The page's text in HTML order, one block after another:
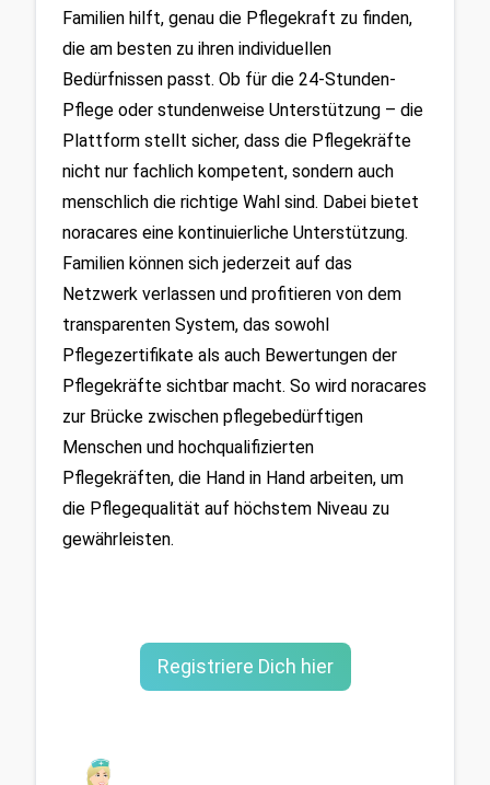
Familien hilft, genau die Pflegekraft zu finden,
die am besten zu ihren individuellen
Bedürfnissen passt. Ob für die 24-Stunden-
Pflege oder stundenweise Unterstützung – die
Plattform stellt sicher, dass die Pflegekräfte
nicht nur fachlich kompetent, sondern auch
menschlich die richtige Wahl sind. Dabei bietet
noracares eine kontinuierliche Unterstützung.
Familien können sich jederzeit auf das
Netzwerk verlassen und profitieren von dem
transparenten System, das sowohl
Pflegezertifikate als auch Bewertungen der
Pflegekräfte sichtbar macht. So wird noracares
zur Brücke zwischen pflegebedürftigen
Menschen und hochqualifizierten
Pflegekräften, die Hand in Hand arbeiten, um
die Pflegequalität auf höchstem Niveau zu
gewährleisten.
Registriere Dich hier